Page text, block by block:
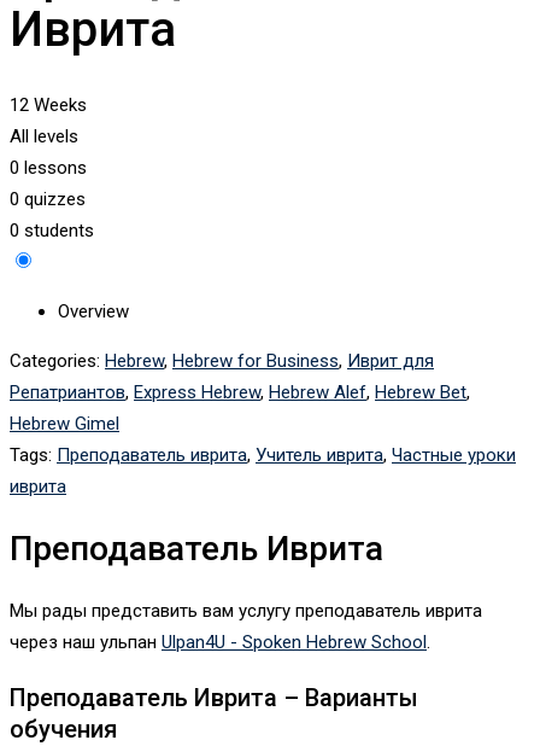
Иврита
12 Weeks
All levels
0 lessons
0 quizzes
0 students
Overview
Categories: Hebrew, Hebrew for Business, Иврит для
Репатриантов, Express Hebrew, Hebrew Alef, Hebrew Bet,
Hebrew Gimel
Tags: Преподаватель иврита, Учитель иврита, Частные уроки
иврита
Преподаватель Иврита
Мы рады представить вам услугу преподаватель иврита
через наш ульпан Ulpan4U - Spoken Hebrew School.
Преподаватель Иврита – Варианты
обучения